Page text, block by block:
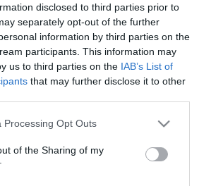
disclosed to third parties prior to
separately opt-out of the further
information by third parties on the
participants. This information may
us to third parties on the IAB’s List of
that may further disclose it to other
website/app uses one or more Google
or usage behaviour. You may click to
to Google and its third-party tags to
specified purposes in below Google
Processing Opt Outs
of the Sharing of my
a korábban Andy Vajna kormánybiztos
Best FM rádió. A médiaszolgáltató Best
Tamás tulajdonában volt – aki egyben
FOG SZÓLNI AZ EGRI 99,1-EN
ügye
96,4 MHz körzeti és a Veszprém 94,6 MHz
tervezetét e heti ülésén a Nemzeti Média-